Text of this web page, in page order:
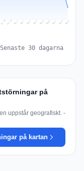
Jul 30 Jul 31 Aug 1 Aug 2 Aug 3 Aug 4 Aug 5 Aug 6 Aug 7 Aug 8 Aug 9
Senaste 30 dagarna
på
uppstår geografiskt. -
på kartan